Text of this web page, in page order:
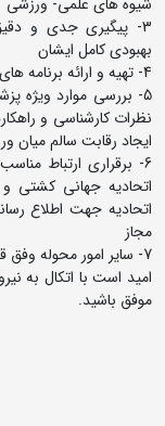
3- پیگیری جدی و
بهبودی کامل ایشان
4- تهیه و ارائه برنامه های غذایی سالم و مناسب به ورزشکاران
5- بررسی موارد ویژه
نظرات کارشناسی و
ایجاد رقابت سالم میان
6- برقراری ارتباط
اتحادیه جهانی کشتی
اتحادیه جهت اطلاع
مجاز
7- سایر امور محوله وفق قوانین و مقررات موجود
امید است با اتکال به
موفق باشید.